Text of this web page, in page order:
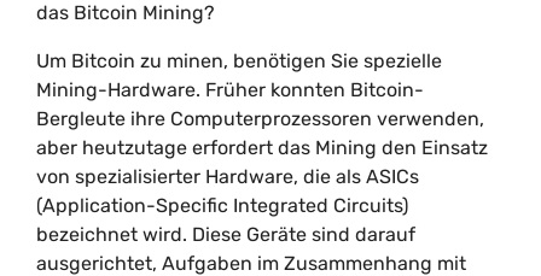
das Bitcoin Mining?
Um Bitcoin zu minen, benötigen Sie spezielle
Mining-Hardware. Früher konnten Bitcoin-
Bergleute ihre Computerprozessoren verwenden,
aber heutzutage erfordert das Mining den Einsatz
von spezialisierter Hardware, die als ASICs
(Application-Specific Integrated Circuits)
bezeichnet wird. Diese Geräte sind darauf
ausgerichtet, Aufgaben im Zusammenhang mit